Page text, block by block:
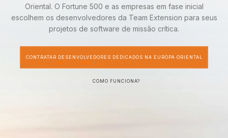
Oriental. O Fortune 500 e as empresas em fase inicial
escolhem os desenvolvedores da Team Extension para seus
projetos de software de missão crítica.
CONTRATAR DESENVOLVEDORES DEDICADOS NA EUROPA ORIENTAL
COMO FUNCIONA?